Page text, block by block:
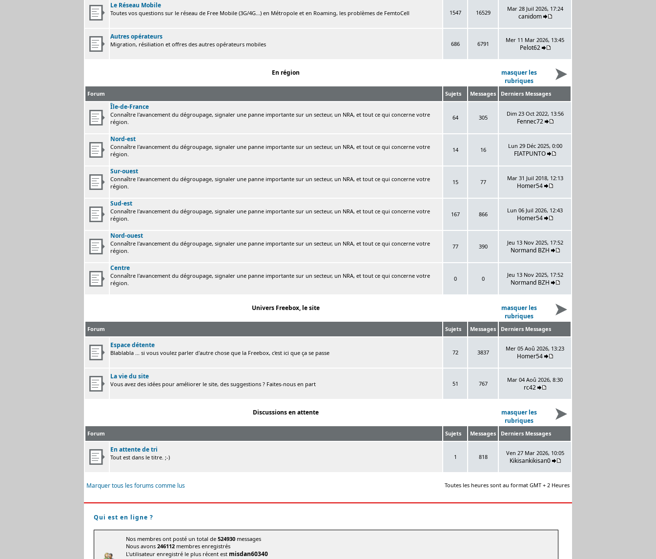
Le Réseau Mobile
Toutes vos questions sur le réseau de Free Mobile (3G/4G...) en Métropole et en Roaming, les problèmes de FemtoCell 1547 16529
Mar 28 Juil 2026, 17:24
canidom
Autres opérateurs
Migration, résiliation et offres des autres opérateurs mobiles 686 6791
Mer 11 Mar 2026, 13:45
Pelot62
En région
masquer les
rubriques
Forum Sujets Messages Derniers Messages
Île-de-France
Connaître l'avancement du dégroupage, signaler une panne importante sur un secteur, un NRA, et tout ce qui concerne votre
région.
64 305
Dim 23 Oct 2022, 13:56
Fennec72
Nord-est
Connaître l'avancement du dégroupage, signaler une panne importante sur un secteur, un NRA, et tout ce qui concerne votre
région.
14 16
Lun 29 Déc 2025, 0:00
FIATPUNTO
Sur-ouest
Connaître l'avancement du dégroupage, signaler une panne importante sur un secteur, un NRA, et tout ce qui concerne votre
région.
15 77
Mar 31 Juil 2018, 12:13
Homer54
Sud-est
Connaître l'avancement du dégroupage, signaler une panne importante sur un secteur, un NRA, et tout ce qui concerne votre
région.
167 866
Lun 06 Juil 2026, 12:43
Homer54
Nord-ouest
Connaître l'avancement du dégroupage, signaler une panne importante sur un secteur, un NRA, et tout ce qui concerne votre
région.
77 390
Jeu 13 Nov 2025, 17:52
Normand BZH
Centre
Connaître l'avancement du dégroupage, signaler une panne importante sur un secteur, un NRA, et tout ce qui concerne votre
région.
0 0
Jeu 13 Nov 2025, 17:52
Normand BZH
Univers Freebox, le site
masquer les
rubriques
Forum Sujets Messages Derniers Messages
Espace détente
Blablabla ... si vous voulez parler d'autre chose que la Freebox, c'est ici que ça se passe 72 3837
Mer 05 Aoû 2026, 13:23
Homer54
La vie du site
Vous avez des idées pour améliorer le site, des suggestions ? Faites-nous en part 51 767
Mar 04 Aoû 2026, 8:30
rc42
Discussions en attente
masquer les
rubriques
Forum Sujets Messages Derniers Messages
En attente de tri
Tout est dans le titre. ;-) 1 818
Ven 27 Mar 2026, 10:05
Kikisankikisan0
Marquer tous les forums comme lus Toutes les heures sont au format GMT + 2 Heures
Qui est en ligne ?
Nos membres ont posté un total de 524930 messages
Nous avons 246112 membres enregistrés
L'utilisateur enregistré le plus récent est misdan60340